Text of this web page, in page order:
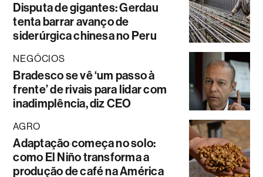
Disputa de gigantes: Gerdau
tenta barrar avanço de
siderúrgica chinesa no Peru
NEGÓCIOS
Bradesco se vê ‘um passo à
frente’ de rivais para lidar com
inadimplência, diz CEO
AGRO
Adaptação começa no solo:
como El Niño transforma a
produção de café na América